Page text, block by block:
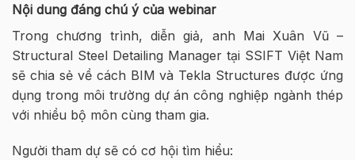
Nội dung đáng chú ý của webinar
Trong chương trình, diễn giả, anh Mai Xuân Vũ –
Structural Steel Detailing Manager tại SSIFT Việt Nam
sẽ chia sẻ về cách BIM và Tekla Structures được ứng
dụng trong môi trường dự án công nghiệp ngành thép
với nhiều bộ môn cùng tham gia.
Người tham dự sẽ có cơ hội tìm hiểu: